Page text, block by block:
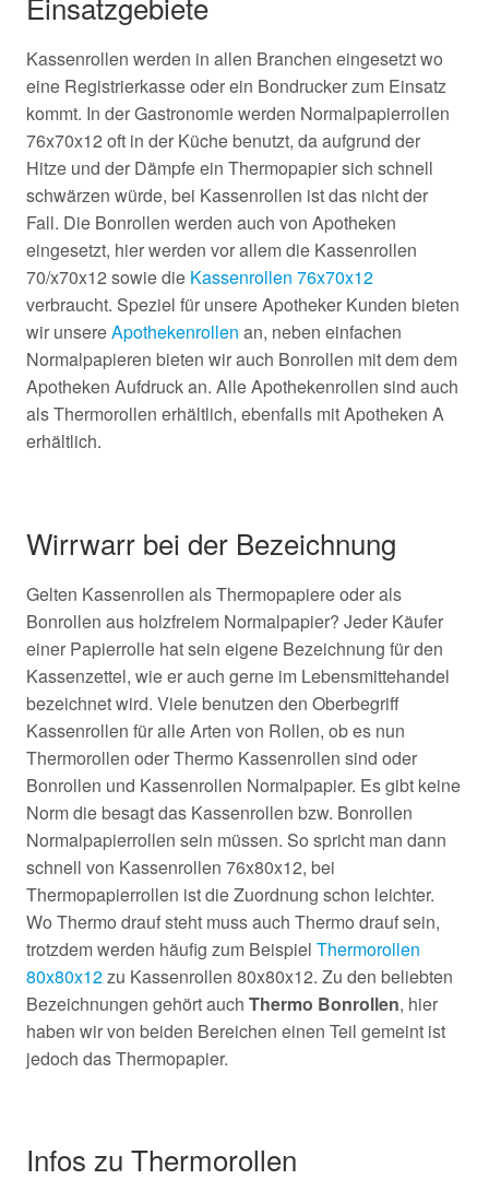
Kassenrollen werden in allen Branchen eingesetzt wo
eine Registrierkasse oder ein Bondrucker zum Einsatz
kommt. In der Gastronomie werden Normalpapierrollen
76x70x12 oft in der Küche benutzt, da aufgrund der
Hitze und der Dämpfe ein Thermopapier sich schnell
schwärzen würde, bei Kassenrollen ist das nicht der
Fall. Die Bonrollen werden auch von Apotheken
eingesetzt, hier werden vor allem die Kassenrollen
70/x70x12 sowie die Kassenrollen 76x70x12
verbraucht. Speziel für unsere Apotheker Kunden bieten
wir unsereApothekenrollen an, neben einfachen
Normalpapieren bieten wir auch Bonrollen mit dem dem
Apotheken Aufdruck an. Alle Apothekenrollen sind auch
als Thermorollen erhältlich, ebenfalls mit Apotheken A
erhältlich.
Wirrwarr bei der Bezeichnung
Gelten Kassenrollen als Thermopapiere oder als
Bonrollen aus holzfreiem Normalpapier? Jeder Käufer
einer Papierrolle hat sein eigene Bezeichnung für den
Kassenzettel, wie er auch gerne im Lebensmittehandel
bezeichnet wird. Viele benutzen den Oberbegriff
Kassenrollen für alle Arten von Rollen, ob es nun
Thermorollen oder Thermo Kassenrollen sind oder
Bonrollen und Kassenrollen Normalpapier. Es gibt keine
Norm die besagt das Kassenrollen bzw. Bonrollen
Normalpapierrollen sein müssen. So spricht man dann
schnell von Kassenrollen 76x80x12, bei
Thermopapierrollen ist die Zuordnung schon leichter.
Wo Thermo drauf steht muss auch Thermo drauf sein,
trotzdem werden häufig zum Beispiel Thermorollen
80x80x12zu Kassenrollen 80x80x12. Zu den beliebten
Bezeichnungen gehört auch Thermo Bonrollen, hier
haben wir von beiden Bereichen einen Teil gemeint ist
jedoch das Thermopapier.
Infos zu Thermorollen